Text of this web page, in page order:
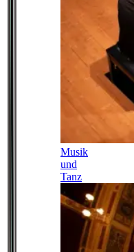
Musik
und
Tanz